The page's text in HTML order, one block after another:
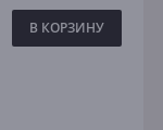
В КОРЗИНУ